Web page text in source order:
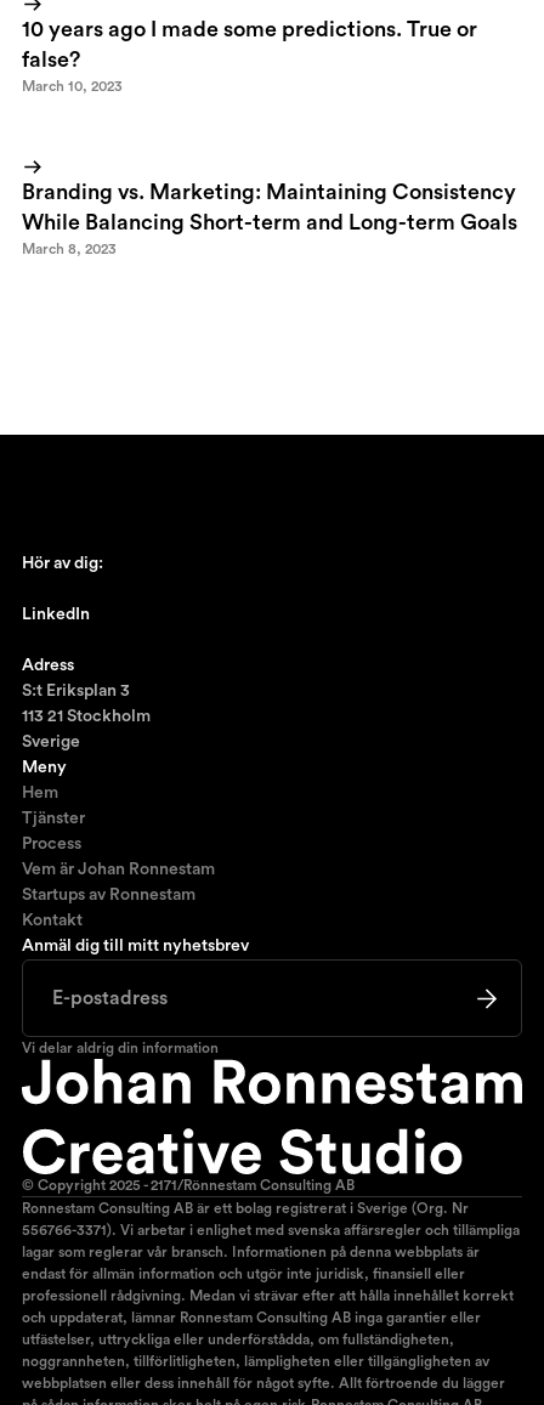
10 years ago I made some predictions. True or
false?
March 10, 2023
Branding vs. Marketing: Maintaining Consistency
While Balancing Short-term and Long-term Goals
March 8, 2023
Anmäl dig till mitt nyhetsbrev
Vi delar aldrig din information
Hör av dig:
LinkedIn
Adress
S:t Eriksplan 3
113 21 Stockholm
Sverige
Meny
Hem
Tjänster
Process
Vem är Johan Ronnestam
Startups av Ronnestam
Kontakt
© Copyright 2025 - 2171/Rönnestam Consulting AB
Ronnestam Consulting AB är ett bolag registrerat i Sverige (Org. Nr
556766-3371). Vi arbetar i enlighet med svenska affärsregler och tillämpliga
lagar som reglerar vår bransch. Informationen på denna webbplats är
endast för allmän information och utgör inte juridisk, finansiell eller
professionell rådgivning. Medan vi strävar efter att hålla innehållet korrekt
och uppdaterat, lämnar Ronnestam Consulting AB inga garantier eller
utfästelser, uttryckliga eller underförstådda, om fullständigheten,
noggrannheten, tillförlitligheten, lämpligheten eller tillgängligheten av
webbplatsen eller dess innehåll för något syfte. Allt förtroende du lägger